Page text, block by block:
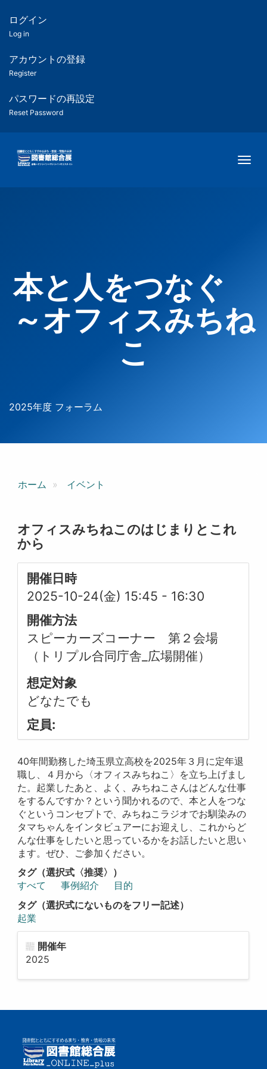
ツ
匿
名
ユ
ー
ー
用
メ
ー
ログイン
Log in
アカウントの登録
Register
パスワードの再設定
Reset Password
本と人をつなぐ
～オフィスみちね
こ
2025年度 フォーラム
ホーム イベント
オフィスみちねこのはじまりとこれ
から
開催日時
2025-10-24(金) 15:45 - 16:30
開催方法
スピーカーズコーナー 第２会場
（トリプル合同庁舎_広場開催）
想定対象
どなたでも
定員:
40年間勤務した埼玉県立高校を2025年３月に定年退
職し、４月から〈オフィスみちねこ〉を立ち上げまし
た。起業したあと、よく、みちねこさんはどんな仕事
をするんですか？という聞かれるので、本と人をつな
ぐというコンセプトで、みちねこラジオでお馴染みの
タマちゃんをインタビュアーにお迎えし、これからど
んな仕事をしたいと思っているかをお話したいと思い
ます。ぜひ、ご参加ください。
タグ（選択式〈推奨〉）
すべて
事例紹介
目的
タグ（選択式にないものをフリー記述）
起業
開催年
2025